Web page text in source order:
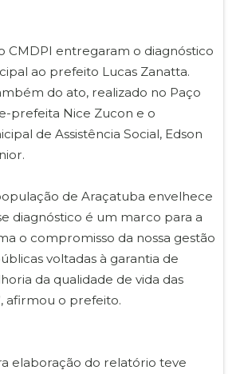
CMDPI entregaram o diagnóstico
ao prefeito Lucas Zanatta.
do ato, realizado no Paço
prefeita Nice Zucon e o
de Assistência Social, Edson
de Araçatuba envelhece
diagnóstico é um marco para a
o compromisso da nossa gestão
voltadas à garantia de
da qualidade de vida das
afirmou o prefeito.
elaboração do relatório teve